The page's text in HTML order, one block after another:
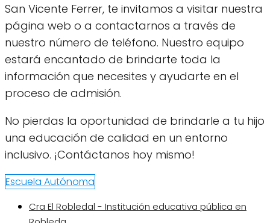
San Vicente Ferrer, te invitamos a visitar nuestra
página web o a contactarnos a través de
nuestro número de teléfono. Nuestro equipo
estará encantado de brindarte toda la
información que necesites y ayudarte en el
proceso de admisión.
No pierdas la oportunidad de brindarle a tu hijo
una educación de calidad en un entorno
inclusivo. ¡Contáctanos hoy mismo!
Escuela Autónoma
Cra El Robledal - Institución educativa pública en